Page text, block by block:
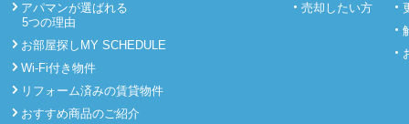
アパマンが選ばれる
5つの理由
お部屋探しMY SCHEDULE
Wi-Fi付き物件
リフォーム済みの賃貸物件
おすすめ商品のご紹介
売却したい方